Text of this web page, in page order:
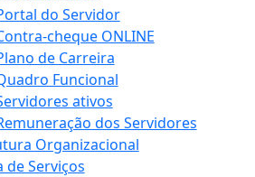
do Servidor
cheque ONLINE
de Carreira
Funcional
ativos
dos Servidores
Organizacional
de Serviços